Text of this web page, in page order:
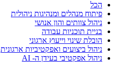
הכל
פיתוח מנהלים ומנהיגות ניהולית
ניהול צוותים והון אנושי
בניית תוכניות עבודה
הובלת שינוי וייעוץ ארגוני
ניהול ביצועים ואפקטיביות ארגונית
ניהול אפקטיבי בעידן ה- AI